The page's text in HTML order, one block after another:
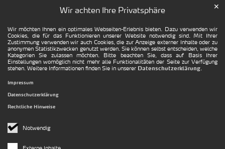
Wir achten Ihre Privatsphäre
Wir möchten Ihnen ein optimales Webseiten-Erlebnis bieten. Dazu verwenden wir
Cookies, die für das Funktionieren unserer Website notwendig sind. Mit Ihrer
Zustimmung verwenden wir auch Cookies, die zur Anzeige externer Inhalte oder zu
anonymen Statistikzwecken genutzt werden. Sie können selbst entscheiden, welche
Kategorien Sie zulassen möchten. Bitte beachten Sie, dass auf Basis Ihrer
Einstellungen womöglich nicht mehr alle Funktionalitäten der Seite zur Verfügung
stehen. Weitere Informationen finden Sie in unserer Datenschutzerklärung.
Notwendig
✕
Impressum
Datenschutzerklärung
Rechtliche Hinweise